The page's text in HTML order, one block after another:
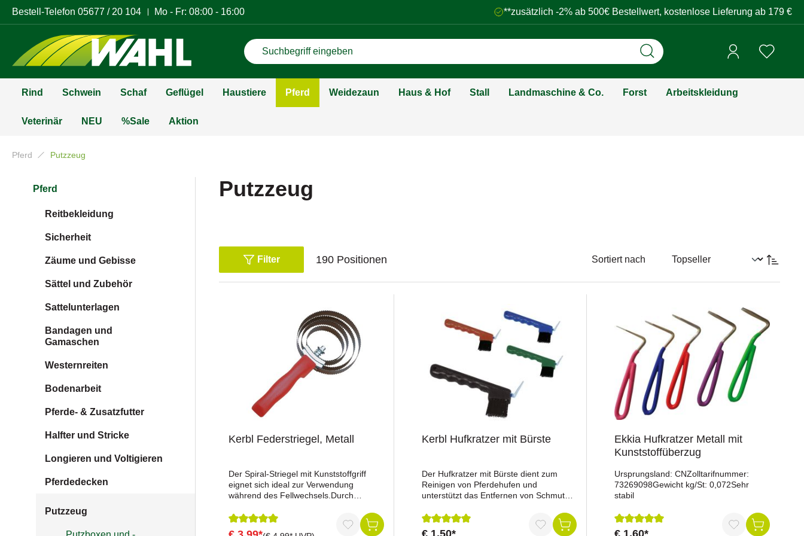
Bestell-Telefon 05677 / 20 104 Mo - Fr: 08:00 - 16:00 **zusätzlich -2% ab 500€ Bestellwert, kostenlose Lieferung ab 179 €
Rind Schwein Schaf Geflügel Haustiere Pferd Weidezaun Haus & Hof Stall Landmaschine & Co. Forst Arbeitskleidung
Veterinär NEU %Sale Aktion
Pferd Putzzeug
Pferd
Reitbekleidung
Sicherheit
Zäume und Gebisse
Sättel und Zubehör
Sattelunterlagen
Bandagen und
Gamaschen
Westernreiten
Bodenarbeit
Pferde- & Zusatzfutter
Halfter und Stricke
Longieren und Voltigieren
Pferdedecken
Putzzeug
Putzzeug
Filter 190 Positionen Sortiert nach
Kerbl Federstriegel, Metall
Der Spiral-Striegel mit Kunststoffgriff
eignet sich ideal zur Verwendung
während des Fellwechsels.Durch
lockeren Haare des Sommer- oder
Winterfells problemlos entfernen.Eine
Durchschnittliche Bewertung von 5 von 5 Sternen
Kerbl Hufkratzer mit Bürste
Der Hufkratzer mit Bürste dient zum
Reinigen von Pferdehufen und
unterstützt das Entfernen von Schmutz
BlickHufkratzer mit Bürste: Kombination
Durchschnittliche Bewertung von 5 von 5 Sternen
€ 1,50*
Ekkia Hufkratzer Metall mit
Kunststoffüberzug
Ursprungsland: CNZolltarifnummer:
73269098Gewicht kg/St: 0,072Sehr
stabil
Durchschnittliche Bewertung von 5 von 5
€ 1,60*